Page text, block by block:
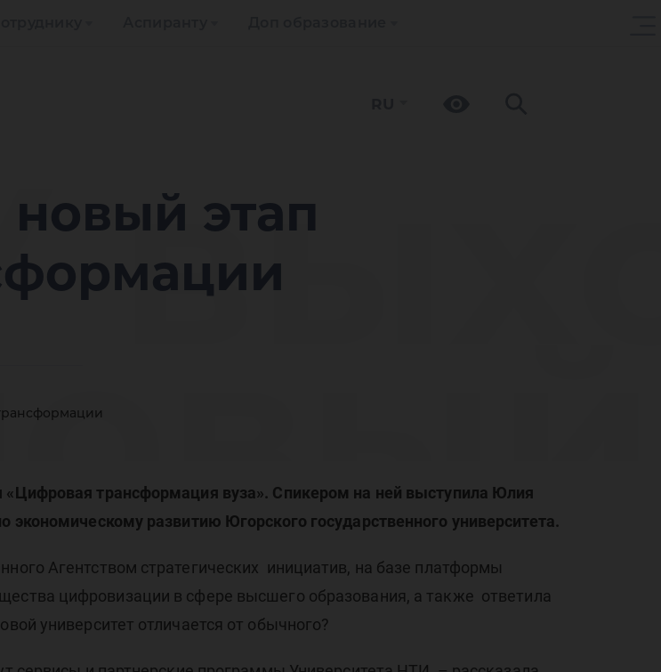
этап
«Цифровая трансформация вуза». Спикером на ней выступила Юлия
экономическому развитию Югорского государственного университета.
Агентством стратегических инициатив, на базе платформы
цифровизации в сфере высшего образования, а также ответила
университет отличается от обычного?